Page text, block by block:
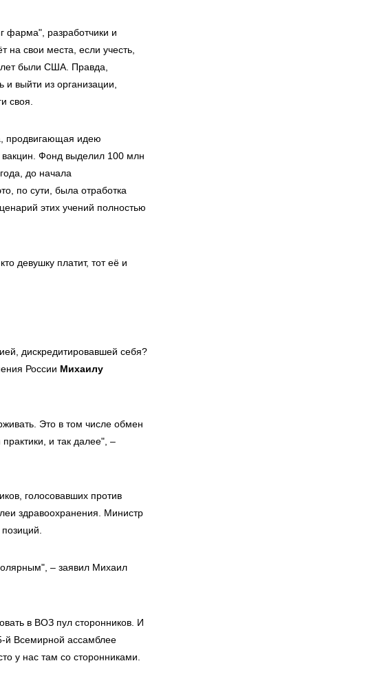
фарма", разработчики и
на свои места, если учесть,
были США. Правда,
выйти из организации,
своя.
продвигающая идею
вакцин. Фонд выделил 100 млн
до начала
по сути, была отработка
этих учений полностью
девушку платит, тот её и
дискредитировавшей себя?
России Михаилу
Это в том числе обмен
и так далее", –
голосовавших против
здравоохранения. Министр
– заявил Михаил
в ВОЗ пул сторонников. И
й Всемирной ассамблее
у нас там со сторонниками.